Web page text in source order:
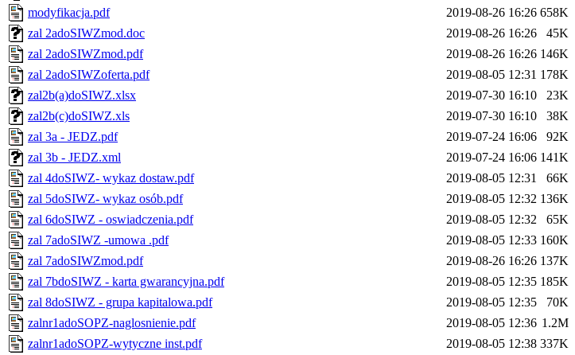
modyfikacja.pdf
2019-08-26 16:26 658K
zal 2adoSIWZmod.doc
2019-08-26 16:26
45K
zal 2adoSIWZmod.pdf
2019-08-26 16:26 146K
zal 2adoSIWZoferta.pdf
2019-08-05 12:31 178K
zal2b(a)doSIWZ.xlsx
2019-07-30 16:10
23K
zal2b(c)doSIWZ.xls
2019-07-30 16:10
38K
zal 3a - JEDZ.pdf
2019-07-24 16:06
92K
zal 3b - JEDZ.xml
2019-07-24 16:06 141K
zal 4doSIWZ- wykaz dostaw.pdf
2019-08-05 12:31
66K
zal 5doSIWZ- wykaz osób.pdf
2019-08-05 12:32 136K
zal 6doSIWZ - oswiadczenia.pdf
2019-08-05 12:32
65K
zal 7adoSIWZ -umowa .pdf
2019-08-05 12:33 160K
zal 7adoSIWZmod.pdf
2019-08-26 16:26 137K
zal 7bdoSIWZ - karta gwarancyjna.pdf
2019-08-05 12:35 185K
zal 8doSIWZ - grupa kapitalowa.pdf
2019-08-05 12:35
70K
zalnr1adoSOPZ-naglosnienie.pdf
2019-08-05 12:36 1.2M
zalnr1adoSOPZ-wytyczne inst.pdf
2019-08-05 12:38 337K